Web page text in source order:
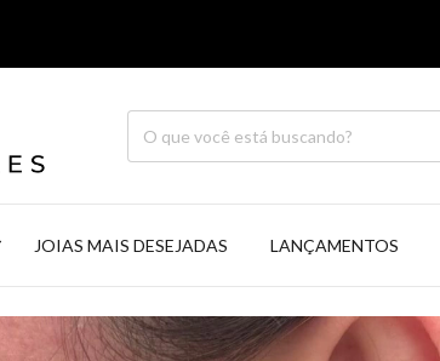
JOIAS MAIS DESEJADAS LANÇAMENTOS